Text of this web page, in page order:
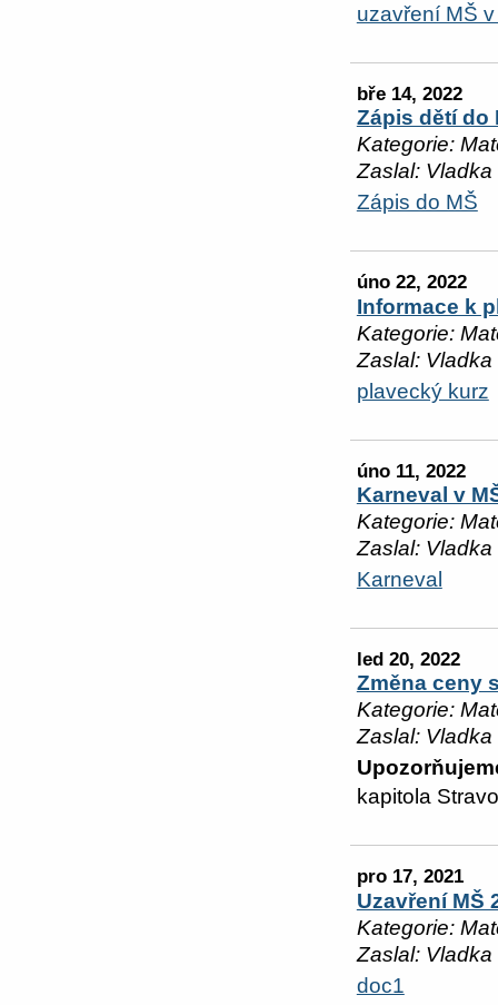
uzavření MŠ
bře 14, 2022
Zápis dětí do
Kategorie:
Zaslal: Vladka
Zápis do MŠ
úno 22, 2022
Informace k
Kategorie:
Zaslal: Vladka
plavecký kurz
úno 11, 2022
Karneval v
Kategorie:
Zaslal: Vladka
Karneval
led 20, 2022
Změna ceny
Kategorie:
Zaslal: Vladka
kapitola
pro 17, 2021
Uzavření MŠ
Kategorie:
Zaslal: Vladka
doc1